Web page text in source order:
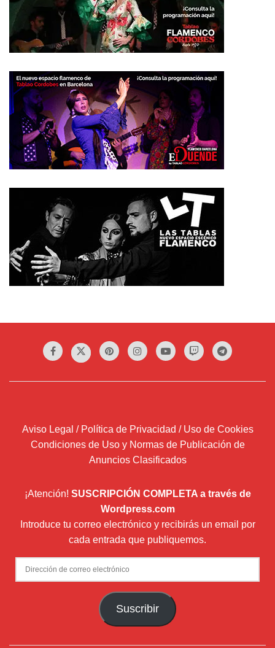
Aviso Legal / Política de Privacidad / Uso de Cookies
Condiciones de Uso y Normas de Publicación de
Anuncios Clasificados
¡Atención! SUSCRIPCIÓN COMPLETA a través de
Wordpress.com
Introduce tu correo electrónico y recibirás un email por
cada entrada que publiquemos.
Dirección
de
Suscribir